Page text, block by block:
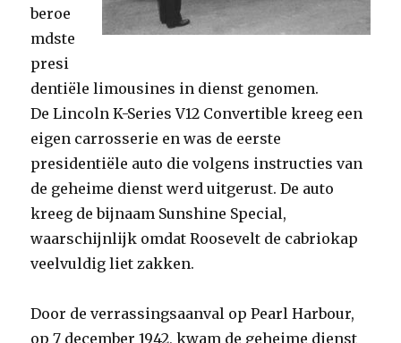
beroe
mdste
presi
dentiële limousines in dienst genomen.
De Lincoln K-Series V12 Convertible kreeg een
eigen carrosserie en was de eerste
presidentiële auto die volgens instructies van
de geheime dienst werd uitgerust. De auto
kreeg de bijnaam Sunshine Special,
waarschijnlijk omdat Roosevelt de cabriokap
veelvuldig liet zakken.
Door de verrassingsaanval op Pearl Harbour,
op 7 december 1942, kwam de geheime dienst